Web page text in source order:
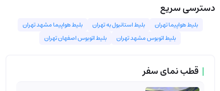
دسترسی سریع
بلیط هواپیما تهران بلیط استانبول به تهران
بليط هواپيما مشهد تهران
بلیط اتوبوس مشهد تهران
بلیط اتوبوس اصفهان تهران
| قطب نمای سفر